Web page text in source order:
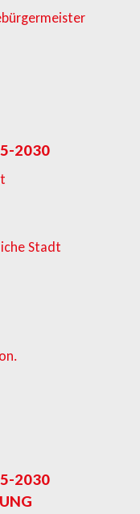
2030
Stadt
2030